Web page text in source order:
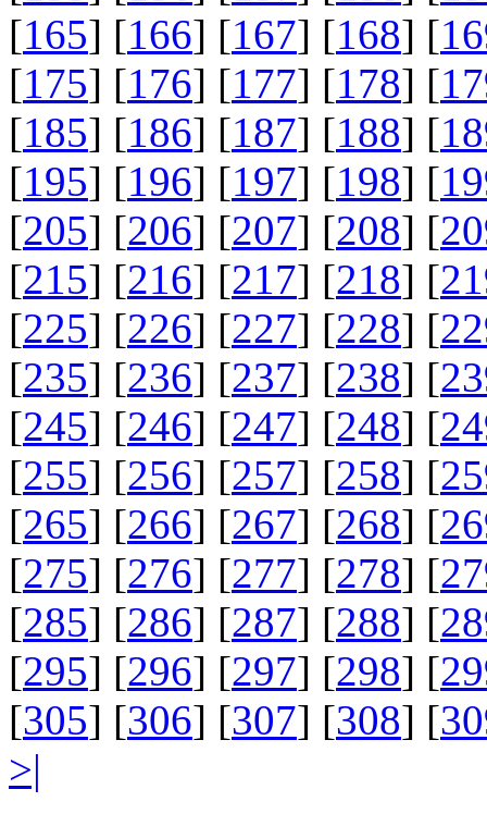
[165] [166] [167] [168] [
[175] [176] [177] [178] [
[185] [186] [187] [188] [
[195] [196] [197] [198] [
[205] [206] [207] [208] [
[215] [216] [217] [218] [
[225] [226] [227] [228] [
[235] [236] [237] [238] [
[245] [246] [247] [248] [
[255] [256] [257] [258] [
[265] [266] [267] [268] [
[275] [276] [277] [278] [
[285] [286] [287] [288] [
[295] [296] [297] [298] [
[305] [306] [307] [308] [
>|